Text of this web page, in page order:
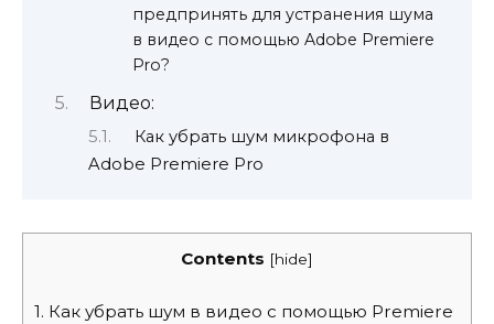
предпринять для устранения шума
в видео с помощью Adobe Premiere
Pro?
Видео:
Как убрать шум микрофона в
Adobe Premiere Pro
Contents [hide]
1. Как убрать шум в видео с помощью Premiere